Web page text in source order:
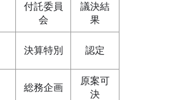
付託委員
会
議決結
果
決算特別 認定
総務企画
原案可
決